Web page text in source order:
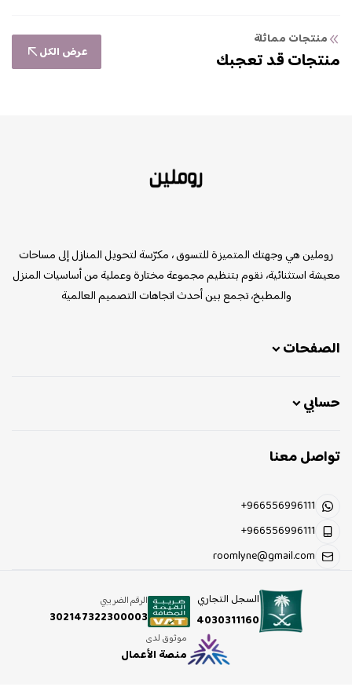
منتجات مماثلة
منتجات قد تعجبك عرض الكل
روملين هي وجهتك المتميزة للتسوق ، مكرّسة لتحويل المنازل إلى مساحات
معيشة استثنائية، نقوم بتنظيم مجموعة مختارة وعملية من أساسيات المنزل
والمطبخ، تجمع بين أحدث اتجاهات التصميم العالمية
الصفحات
حسابي
تواصل معنا
+966556996111
+966556996111
roomlyne@gmail.com
السجل التجاري
4030311160
الرقم الضريبي
302147322300003
موثوق لدى
منصة الأعمال